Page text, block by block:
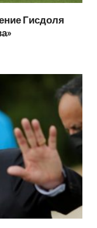
Гисдоля